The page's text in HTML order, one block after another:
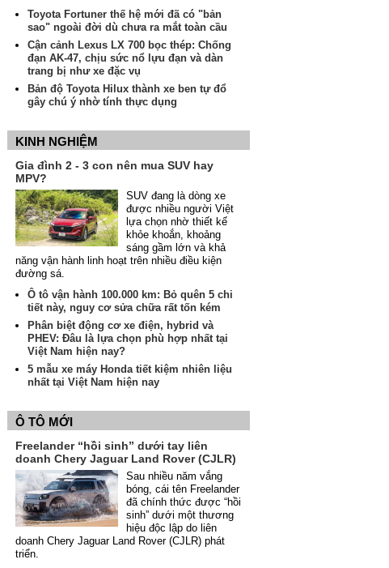
Toyota Fortuner thế hệ mới đã có "bản
sao" ngoài đời dù chưa ra mắt toàn cầu
Cận cảnh Lexus LX 700 bọc thép: Chống
đạn AK-47, chịu sức nổ lựu đạn và dàn
trang bị như xe đặc vụ
Bản độ Toyota Hilux thành xe ben tự đổ
gây chú ý nhờ tính thực dụng
KINH NGHIỆM
Gia đình 2 - 3 con nên mua SUV hay
MPV?
SUV đang là dòng xe
được nhiều người Việt
lựa chọn nhờ thiết kế
khỏe khoắn, khoảng
sáng gầm lớn và khả
năng vận hành linh hoạt trên nhiều điều kiện
đường sá.
Ô tô vận hành 100.000 km: Bỏ quên 5 chi
tiết này, nguy cơ sửa chữa rất tốn kém
Phân biệt động cơ xe điện, hybrid và
PHEV: Đâu là lựa chọn phù hợp nhất tại
Việt Nam hiện nay?
5 mẫu xe máy Honda tiết kiệm nhiên liệu
nhất tại Việt Nam hiện nay
Ô TÔ MỚI
Freelander “hồi sinh” dưới tay liên
doanh Chery Jaguar Land Rover (CJLR)
Sau nhiều năm vắng
bóng, cái tên Freelander
đã chính thức được “hồi
sinh” dưới một thương
hiệu độc lập do liên
doanh Chery Jaguar Land Rover (CJLR) phát
triển.